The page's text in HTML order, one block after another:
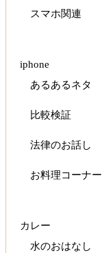
スマホ関連
iphone
あるあるネタ
比較検証
法律のお話し
お料理コーナー
カレー
水のおはなし